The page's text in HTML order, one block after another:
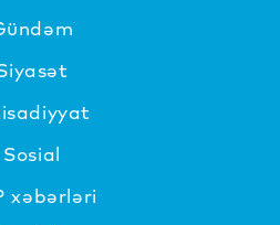
Sosial
xəbərləri